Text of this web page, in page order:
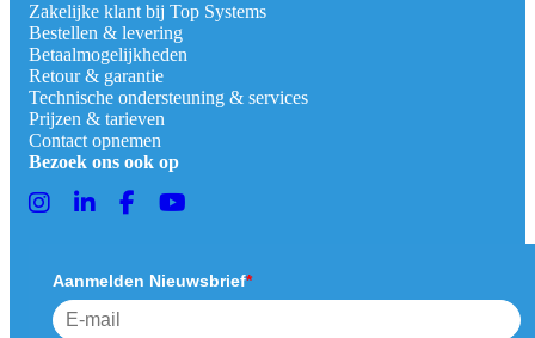
Zakelijke klant bij Top Systems
Bestellen & levering
Betaalmogelijkheden
Retour & garantie
Technische ondersteuning & services
Prijzen & tarieven
Contact opnemen
Bezoek ons ook op
Aanmelden Nieuwsbrief*